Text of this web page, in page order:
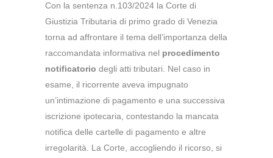
Con la sentenza n.103/2024 la Corte di
Giustizia Tributaria di primo grado di Venezia
torna ad affrontare il tema dell’importanza della
raccomandata informativa nel procedimento
notificatorio degli atti tributari. Nel caso in
esame, il ricorrente aveva impugnato
un’intimazione di pagamento e una successiva
iscrizione ipotecaria, contestando la mancata
notifica delle cartelle di pagamento e altre
irregolarità. La Corte, accogliendo il ricorso, si